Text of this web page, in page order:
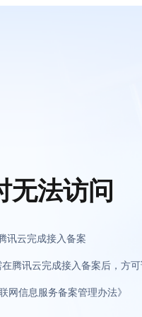
无法访问
讯云完成接入备案
腾讯云完成接入备案后，方
网信息服务备案管理办法》